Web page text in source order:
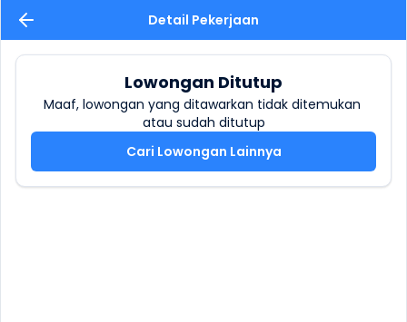
Detail Pekerjaan
Lowongan Ditutup
Maaf, lowongan yang ditawarkan tidak ditemukan
atau sudah ditutup
Cari Lowongan Lainnya